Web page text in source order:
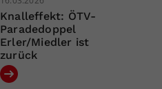
Knalleffekt: ÖTV-
Paradedoppel
Erler/Miedler ist
zurück